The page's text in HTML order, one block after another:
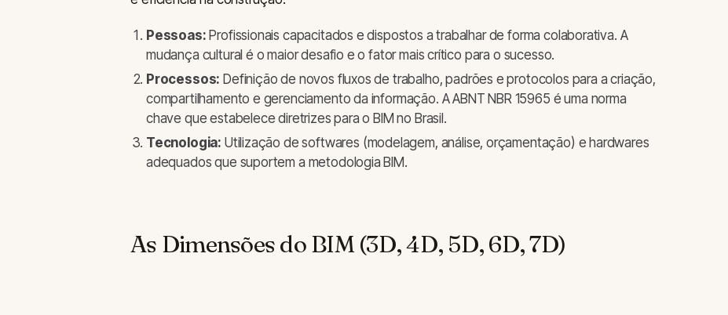
Pessoas: Profissionais capacitados e dispostos a trabalhar de forma colaborativa. A
mudança cultural é o maior desafio e o fator mais crítico para o sucesso.
Processos: Definição de novos fluxos de trabalho, padrões e protocolos para a criação,
compartilhamento e gerenciamento da informação. A ABNT NBR 15965 é uma norma
chave que estabelece diretrizes para o BIM no Brasil.
Tecnologia: Utilização de softwares (modelagem, análise, orçamentação) e hardwares
adequados que suportem a metodologia BIM.
As Dimensões do BIM (3D, 4D, 5D, 6D, 7D)